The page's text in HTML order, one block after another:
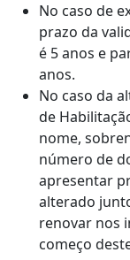
No caso de
prazo da
é 5 anos e
anos.
No caso da
de
nome,
número de
apresentar
alterado
renovar nos
começo